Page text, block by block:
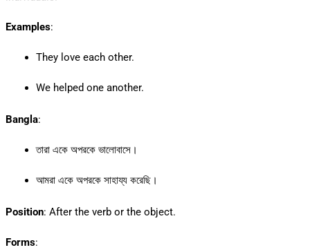
Examples:
They love each other.
We helped one another.
Bangla:
তারা একে অপরকে ভালোবাসে।
আমরা একে অপরকে সাহায্য করেছি।
Position: After the verb or the object.
Forms: